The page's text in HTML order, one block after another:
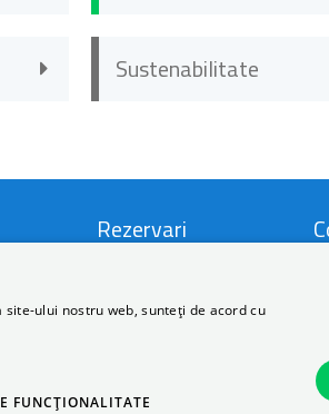
Sustenabilitate
Rezervari
Locatii
ului nostru web, sunteți de acord cu
FUNCŢIONALITATE